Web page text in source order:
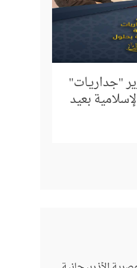
"جداريـات"
بعيد